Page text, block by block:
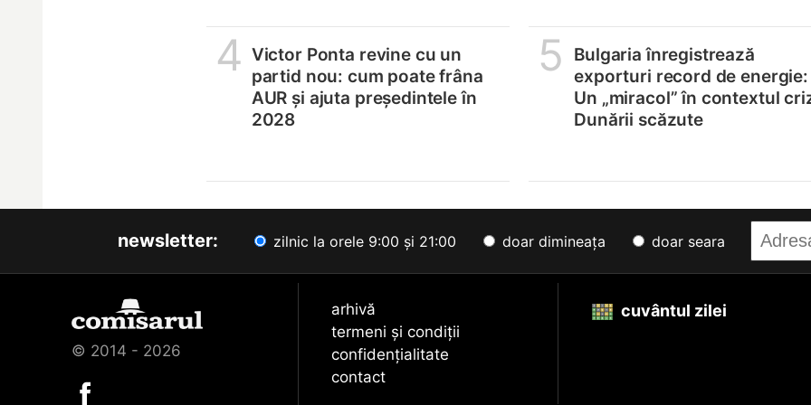
4 Victor Ponta revine cu un
partid nou: cum poate frâna
AUR și ajuta președintele în
2028
5
Bulgaria înregistrează
exporturi record de energie:
Un „miracol” în contextul
Dunării scăzute
newsletter: zilnic la orele 9:00 și 21:00 doar dimineața doar seara
© 2014 - 2026
arhivă
termeni și condiții
confidențialitate
contact
cuvântul zilei